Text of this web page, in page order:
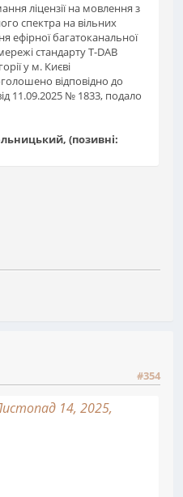
ліцензії на мовлення з
спектра на вільних
ефірної багатоканальної
стандарту T-DAB
у м. Києві
відповідно до
11.09.2025 № 1833, подало
(позивні:
#354
14, 2025,